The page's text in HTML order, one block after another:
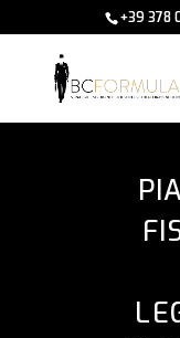
+39 378